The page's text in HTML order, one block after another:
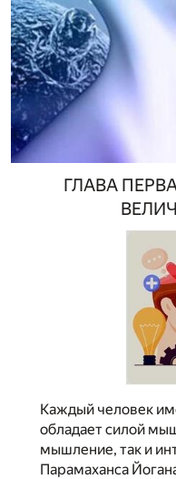
ГЛАВА
Каждый человек
обладает силой
мышление, так и
Парамаханса